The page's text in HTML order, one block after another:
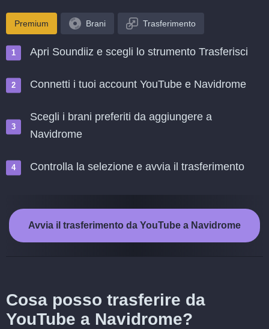
Premium Brani Trasferimento
Apri Soundiiz e scegli lo strumento Trasferisci
Connetti i tuoi account YouTube e Navidrome
Scegli i brani preferiti da aggiungere a
Navidrome
Controlla la selezione e avvia il trasferimento
Avvia il trasferimento da YouTube a Navidrome
Cosa posso trasferire da
YouTube a Navidrome?